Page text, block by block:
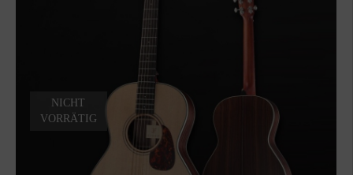
NICHT
VORRÄTIG